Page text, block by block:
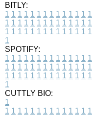
BITLY:
1 1 1 1 1 1 1 1 1 1 1 1 1 1
1 1 1 1 1 1 1 1 1 1 1 1 1 1
1 1 1 1 1 1 1 1 1 1 1 1 1 1
1
SPOTIFY:
1 1 1 1 1 1 1 1 1 1 1 1 1 1
1 1 1 1 1 1 1 1 1 1 1 1 1 1
1 1 1 1 1 1 1 1 1 1 1 1 1 1
1
CUTTLY BIO:
1
1 1 1 1 1 1 1 1 1 1 1 1 1 1